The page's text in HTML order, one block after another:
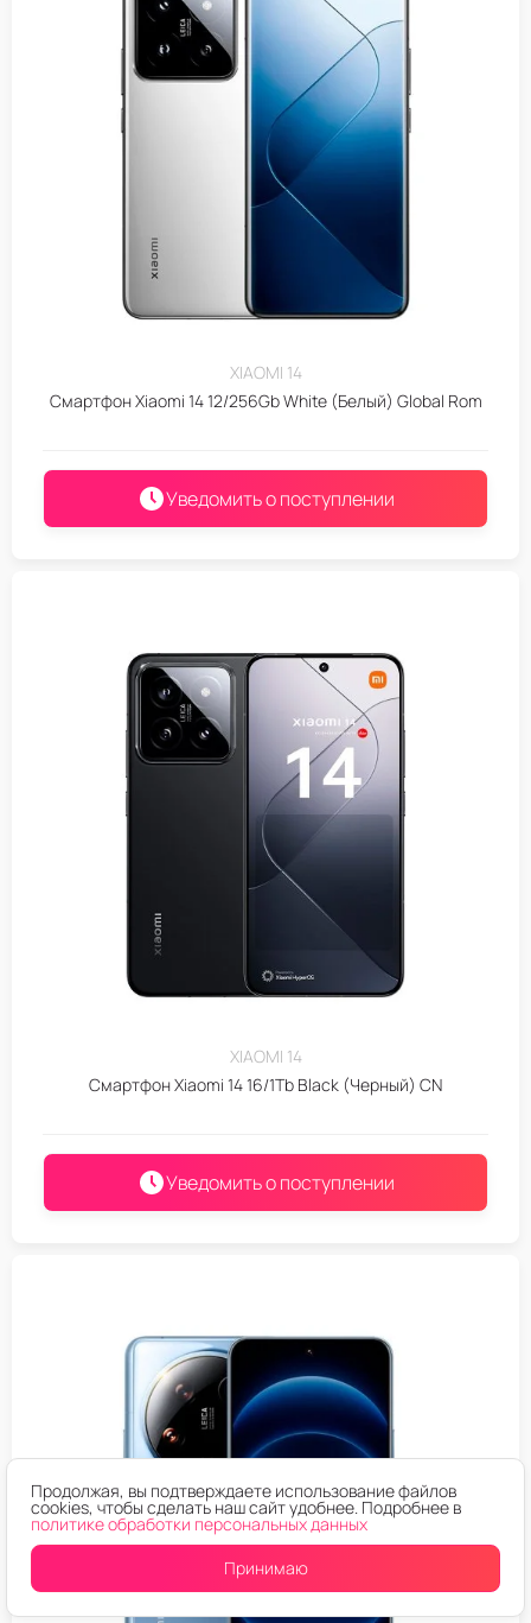
XIAOMI 14
Смартфон Xiaomi 14 12/256Gb White (Белый) Global Rom
Уведомить о поступлении
XIAOMI 14
Смартфон Xiaomi 14 16/1Tb Black (Черный) CN
Уведомить о поступлении
Продолжая, вы подтверждаете использование файлов
cookies, чтобы сделать наш сайт удобнее. Подробнее в
политике обработки персональных данных
Принимаю